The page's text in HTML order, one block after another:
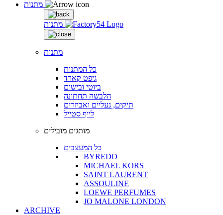
מתנות
מתנות
כל המתנות
גיפט קארד
ביוטי ובישום
הלבשה תחתונה
תיקים, נעליים ואביזרים
לייף סטייל
מותגים מובילים
כל המעצבים
BYREDO
MICHAEL KORS
SAINT LAURENT
ASSOULINE
LOEWE PERFUMES
JO MALONE LONDON
ARCHIVE